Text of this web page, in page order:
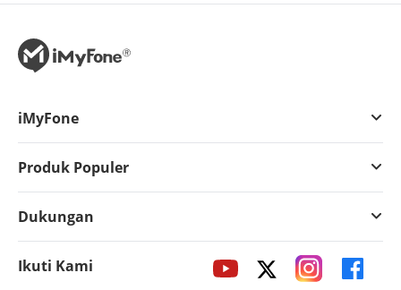
iMyFone
Produk Populer
Dukungan
Ikuti Kami